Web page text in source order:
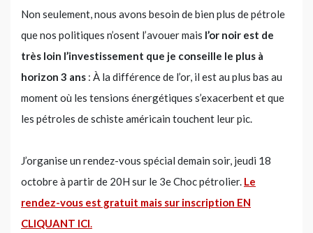
Non seulement, nous avons besoin de bien plus de pétrole
que nos politiques n’osent l’avouer mais l’or noir est de
très loin l’investissement que je conseille le plus à
horizon 3 ans : À la différence de l’or, il est au plus bas au
moment où les tensions énergétiques s’exacerbent et que
les pétroles de schiste américain touchent leur pic.
J’organise un rendez-vous spécial demain soir, jeudi 18
octobre à partir de 20H sur le 3e Choc pétrolier. Le
rendez-vous est gratuit mais sur inscription EN
CLIQUANT ICI.